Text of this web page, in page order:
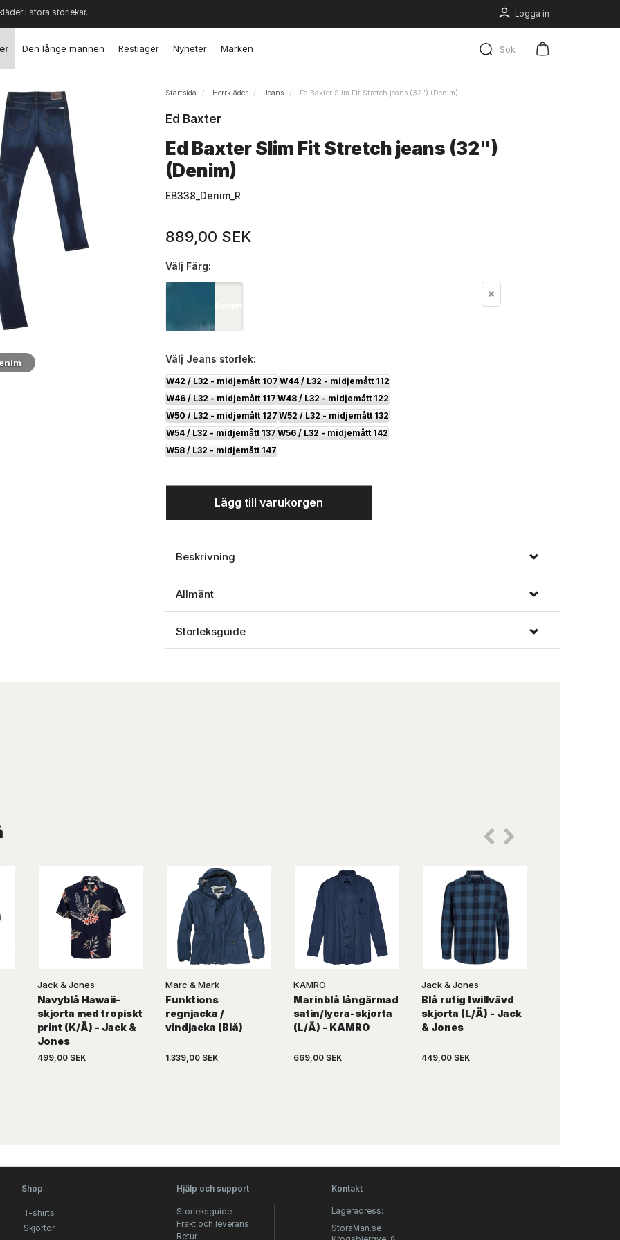
Logga in
i stora storlekar.
Sök
Den långe mannen Restlager Nyheter Märken
Startsida Herrkläder Jeans Ed Baxter Slim Fit Stretch jeans (32") (Denim)
Ed Baxter
Ed Baxter Slim Fit Stretch jeans (32")
(Denim)
EB338_Denim_R
889,00 SEK
Välj Färg:
Välj Jeans storlek:
W42 / L32 - midjemått 107 W44 / L32 - midjemått 112
W46 / L32 - midjemått 117 W48 / L32 - midjemått 122
W50 / L32 - midjemått 127 W52 / L32 - midjemått 132
W54 / L32 - midjemått 137 W56 / L32 - midjemått 142
W58 / L32 - midjemått 147
Lägg till varukorgen
Beskrivning
Allmänt
Storleksguide
Jack & Jones
Navyblå Hawaii-
skjorta med tropiskt
print (K/Ä) - Jack &
Jones
499,00 SEK
Marc & Mark
Funktions
regnjacka /
vindjacka (Blå)
1.339,00 SEK
KAMRO
Marinblå långärmad
satin/lycra-skjorta
(L/Ä) - KAMRO
669,00 SEK
Jack & Jones
Blå rutig twillvävd
skjorta (L/Ä) - Jack
& Jones
449,00 SEK
Shop
T-shirts
Skjortor
Hjälp och support
Storleksguide
Frakt och leverans
Retur
Kontakt
Lageradress:
StoraMan.se